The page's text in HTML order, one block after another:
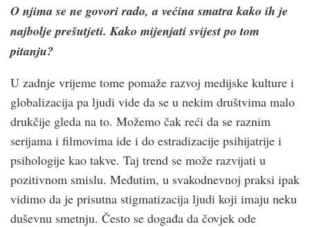
O njima se ne govori rado, a većina smatra kako ih je
najbolje prešutjeti. Kako mijenjati svijest po tom
pitanju?
U zadnje vrijeme tome pomaže razvoj medijske kulture i
globalizacija pa ljudi vide da se u nekim društvima malo
drukčije gleda na to. Možemo čak reći da se raznim
serijama i filmovima ide i do estradizacije psihijatrije i
psihologije kao takve. Taj trend se može razvijati u
pozitivnom smislu. Međutim, u svakodnevnoj praksi ipak
vidimo da je prisutna stigmatizacija ljudi koji imaju neku
duševnu smetnju. Često se događa da čovjek ode